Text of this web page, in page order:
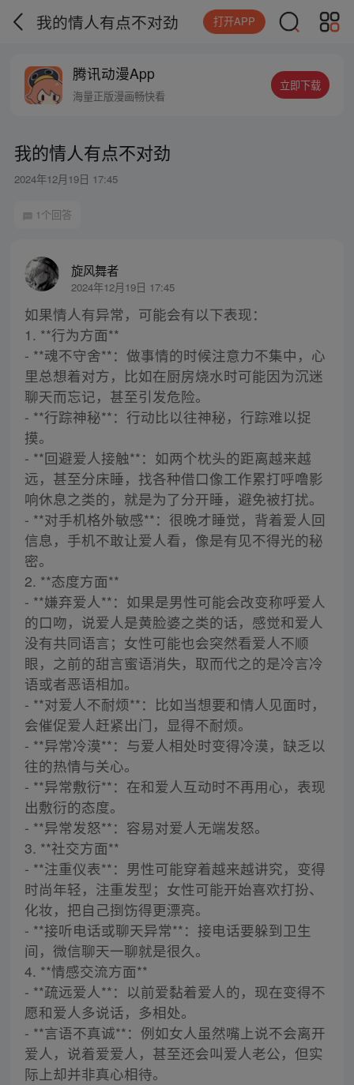
我的情人有点不对劲 打开APP
腾讯动漫App
海量正版漫画畅快看
立即下载
我的情人有点不对劲
2024年12月19日 17:45
1个回答
旋风舞者
2024年12月19日 17:45
如果情人有异常，可能会有以下表现：
1. **行为方面**
- **魂不守舍**：做事情的时候注意力不集中，心
里总想着对方，比如在厨房烧水时可能因为沉迷
聊天而忘记，甚至引发危险。
- **行踪神秘**：行动比以往神秘，行踪难以捉
摸。
- **回避爱人接触**：如两个枕头的距离越来越
远，甚至分床睡，找各种借口像工作累打呼噜影
响休息之类的，就是为了分开睡，避免被打扰。
- **对手机格外敏感**：很晚才睡觉，背着爱人回
信息，手机不敢让爱人看，像是有见不得光的秘
密。
2. **态度方面**
- **嫌弃爱人**：如果是男性可能会改变称呼爱人
的口吻，说爱人是黄脸婆之类的话，感觉和爱人
没有共同语言；女性可能也会突然看爱人不顺
眼，之前的甜言蜜语消失，取而代之的是冷言冷
语或者恶语相加。
- **对爱人不耐烦**：比如当想要和情人见面时，
会催促爱人赶紧出门，显得不耐烦。
- **异常冷漠**：与爱人相处时变得冷漠，缺乏以
往的热情与关心。
- **异常敷衍**：在和爱人互动时不再用心，表现
出敷衍的态度。
- **异常发怒**：容易对爱人无端发怒。
3. **社交方面**
- **注重仪表**：男性可能穿着越来越讲究，变得
时尚年轻，注重发型；女性可能开始喜欢打扮、
化妆，把自己捯饬得更漂亮。
- **接听电话或聊天异常**：接电话要躲到卫生
间，微信聊天一聊就是很久。
4. **情感交流方面**
- **疏远爱人**：以前爱黏着爱人的，现在变得不
愿和爱人多说话，多相处。
- **言语不真诚**：例如女人虽然嘴上说不会离开
爱人，说着爱爱人，甚至还会叫爱人老公，但实
际上却并非真心相待。